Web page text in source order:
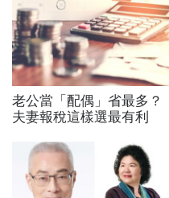
老公當「配偶」省最多？
夫妻報稅這樣選最有利